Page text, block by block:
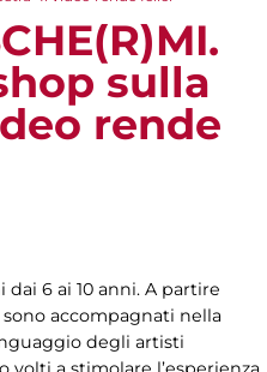
sulla
rende
6 ai 10 anni. A partire
accompagnati nella
degli artisti